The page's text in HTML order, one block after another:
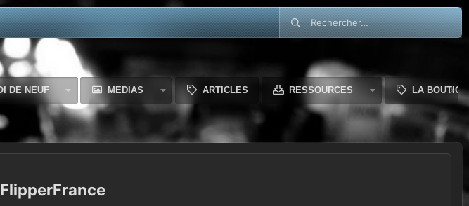
DE NEUF MEDIAS ARTICLES RESSOURCES LA
FlipperFrance